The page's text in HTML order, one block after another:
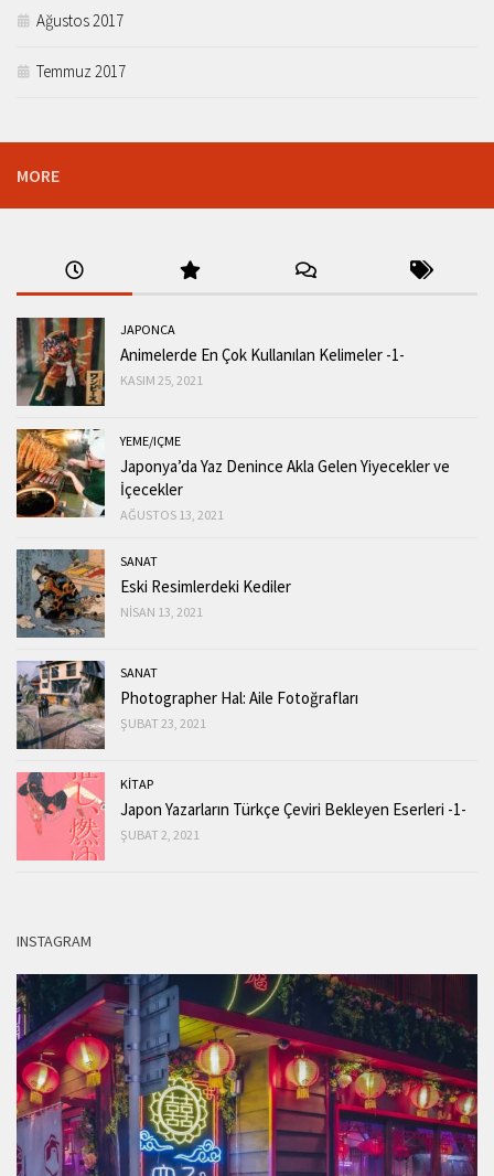
Ağustos 2017
Temmuz 2017
MORE
JAPONCA
Animelerde En Çok Kullanılan Kelimeler -1-
KASIM 25, 2021
YEME/IÇME
Japonya’da Yaz Denince Akla Gelen Yiyecekler ve
İçecekler
AĞUSTOS 13, 2021
SANAT
Eski Resimlerdeki Kediler
NISAN 13, 2021
SANAT
Photographer Hal: Aile Fotoğrafları
ŞUBAT 23, 2021
KİTAP
Japon Yazarların Türkçe Çeviri Bekleyen Eserleri -1-
ŞUBAT 2, 2021
INSTAGRAM